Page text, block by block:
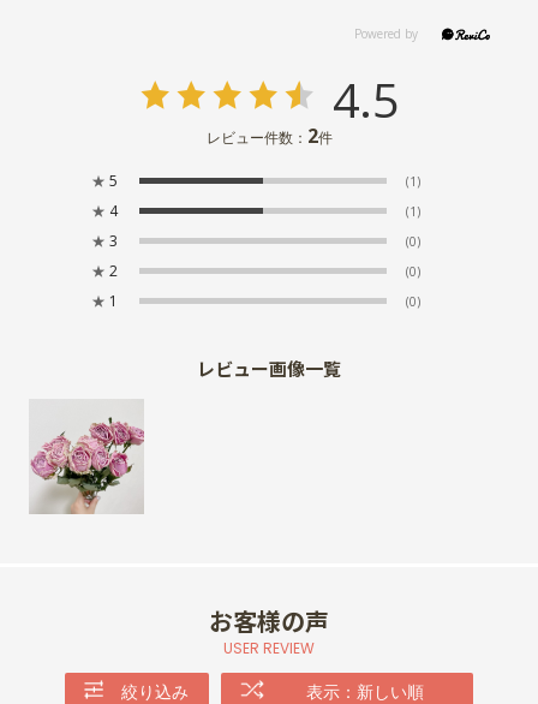
4.5
レビュー件数： 2件
★ 5 (1)
★ 4 (1)
★ 3 (0)
★ 2 (0)
★ 1 (0)
レビュー画像一覧
お客様の声
USER REVIEW
絞り込み 表示：新しい順